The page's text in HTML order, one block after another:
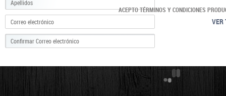
ACEPTO TÉRMINOS Y CONDICIONES
VER